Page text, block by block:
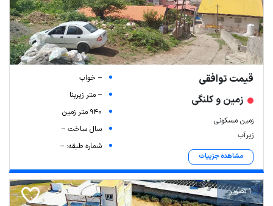
قیمت توافقی
زمین و کلنگی
زمین مسکونی
زیرآب
مشاهده جزییات
-- خواب
-- متر زیربنا
940 متر زمین
سال ساخت --
شماره طبقه: --
1 تصویر